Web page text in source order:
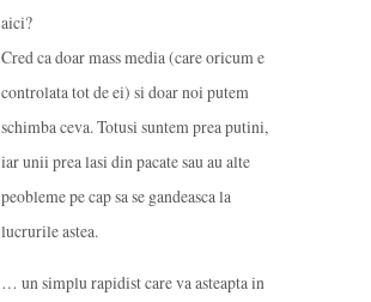
aici?
Cred ca doar mass media (care oricum e
controlata tot de ei) si doar noi putem
schimba ceva. Totusi suntem prea putini,
iar unii prea lasi din pacate sau au alte
peobleme pe cap sa se gandeasca la
lucrurile astea.
… un simplu rapidist care va asteapta in